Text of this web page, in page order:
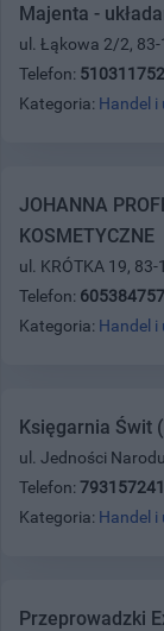
Majenta -
ul. Łąkowa 2/2, 83-
Telefon: 510311752
Kategoria: Handel i
JOHANNA
KOSMETYCZNE
ul. KRÓTKA 19, 83-
Telefon: 605384757
Kategoria: Handel i
Księgarnia Świt
ul. Jedności
Telefon: 793157241
Kategoria: Handel i
Przeprowadzki